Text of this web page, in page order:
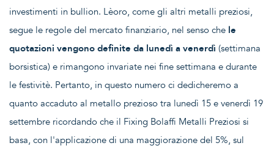
investimenti in bullion. Lèoro, come gli altri metalli preziosi,
segue le regole del mercato finanziario, nel senso che le
quotazioni vengono definite da lunedì a venerdì (settimana
borsistica) e rimangono invariate nei fine settimana e durante
le festivitè. Pertanto, in questo numero ci dedicheremo a
quanto accaduto al metallo prezioso tra lunedì 15 e venerdì 19
settembre ricordando che il Fixing Bolaffi Metalli Preziosi si
basa, con l'applicazione di una maggiorazione del 5%, sul